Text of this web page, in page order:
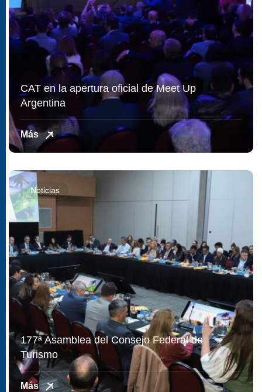
CAT en la apertura oficial de Meet Up
Argentina
Más
Noticias
177ª Asamblea del Consejo Federal de
Turismo
Más